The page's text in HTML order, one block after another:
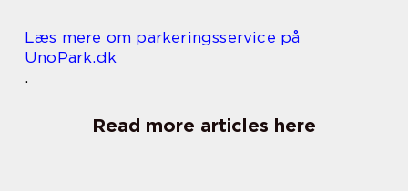
Læs mere om parkeringsservice på
UnoPark.dk
.
Read more articles here